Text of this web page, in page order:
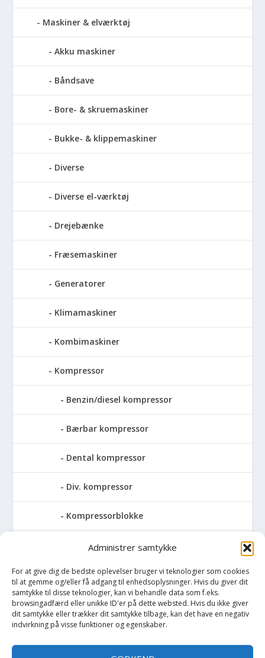
Administrer samtykke
For at give dig de bedste oplevelser bruger vi teknologier som cookies
til at gemme og/eller få adgang til enhedsoplysninger. Hvis du giver dit
samtykke til disse teknologier, kan vi behandle data som f.eks.
browsingadfærd eller unikke ID'er på dette websted. Hvis du ikke giver
dit samtykke eller trækker dit samtykke tilbage, kan det have en negativ
indvirkning på visse funktioner og egenskaber.
Maskiner & elværktøj
Akku maskiner
Båndsave
Bore- & skruemaskiner
Bukke- & klippemaskiner
Diverse
Diverse el-værktøj
Drejebænke
Fræsemaskiner
Generatorer
Klimamaskiner
Kombimaskiner
Kompressor
Benzin/diesel kompressor
Bærbar kompressor
Dental kompressor
Div. kompressor
Kompressorblokke
Skruekompressor
Pressemaskiner
Save